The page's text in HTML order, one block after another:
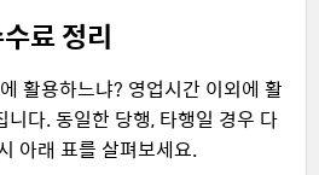
료 정리
활용하느냐? 영업시간 이외에 활
다. 동일한 당행, 타행일 경우 다
아래 표를 살펴보세요.